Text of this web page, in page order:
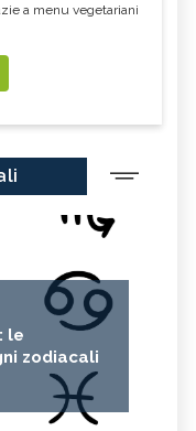
a menu vegetariani
le
zodiacali